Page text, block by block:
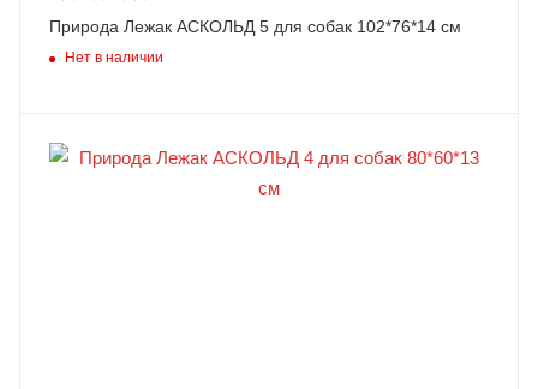
Природа Лежак АСКОЛЬД 5 для собак 102*76*14 см
Нет в наличии